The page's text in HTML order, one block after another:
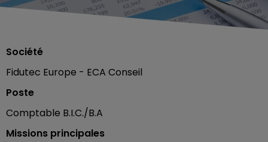
Société
Fidutec Europe - ECA Conseil
Poste
Comptable B.I.C./B.A
Missions principales